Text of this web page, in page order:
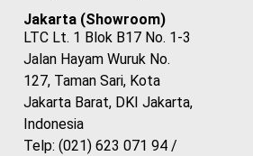
Jakarta (Showroom)
LTC Lt. 1 Blok B17 No. 1-3
Jalan Hayam Wuruk No.
127, Taman Sari, Kota
Jakarta Barat, DKI Jakarta,
Indonesia
Telp: (021) 623 071 94 /